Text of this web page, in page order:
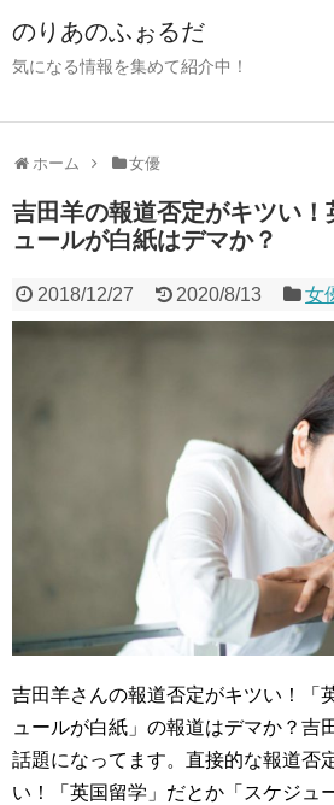
のりあのふぉるだ
気になる情報を集めて紹介中！
ホーム 女優
吉田羊の報道否定がキツい
ュールが白紙はデマか？
2018/12/27 2020/8/13 女
吉田羊さんの報道否定がキツい！「
ュールが白紙」の報道はデマか？吉
話題になってます。直接的な報道否
い！「英国留学」だとか「スケジュ